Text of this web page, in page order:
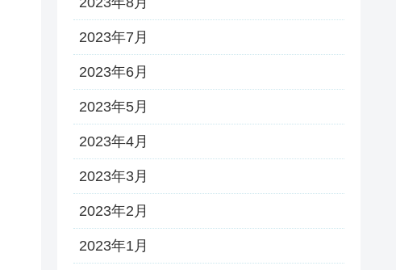
2023年7月
2023年6月
2023年5月
2023年4月
2023年3月
2023年2月
2023年1月